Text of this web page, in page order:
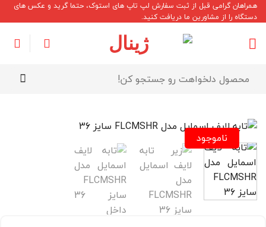
Skip
to
content
همراهان گرامی قبل از ثبت سفارش لپ تاپ های استوک، حتما گرید و عکس های
دستگاه را از مشاورین ما دریافت کنید.
ناموجود